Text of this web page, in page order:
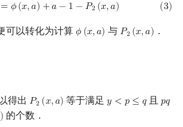
= 𝜙(𝑥,𝑎) +𝑎 − 1 −𝑃2 (𝑥,𝑎) (3)
3)π (x )=ϕ(x a)+a−1− P2 (x, a)
可以转化为计算𝜙 (𝑥,𝑎)
ϕ (x,a) 与 𝑃2 (𝑥,𝑎)
P2 (x,a) ．
得出𝑃2 (𝑥,𝑎)
P2 (x,a) 等于满足𝑦 < 𝑝 ≤ 𝑞
y <p ≤q 且𝑝𝑞
pq
)) 的个数．